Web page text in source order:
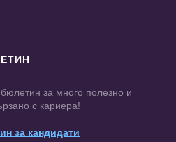
за много полезно и
с кариера!
за кандидати